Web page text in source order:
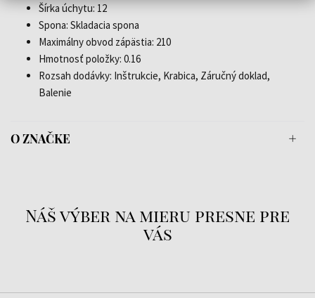
Šírka úchytu: 12
Spona: Skladacia spona
Maximálny obvod zápästia: 210
Hmotnosť položky: 0.16
Rozsah dodávky: Inštrukcie, Krabica, Záručný doklad,
Balenie
O ZNAČKE
Náš výber na mieru presne pre
vás